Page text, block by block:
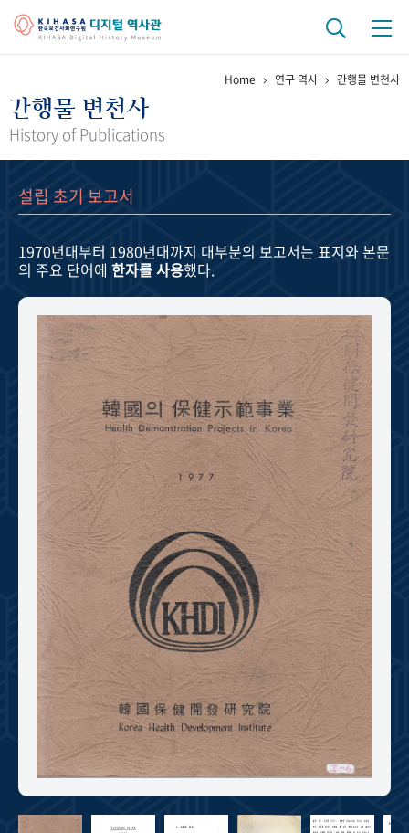
걸어온 길 기관 변천사
정책과 연구 키워드로 보는 연구 역사
연구자들
기록물 아카이브
사진 아카이브 문서 기록물 행정박물 영상 기록물
주년 기념
성과 50선 숫자로 보는 50년 50+1주년 광장
세계와 함께 한 KIHASA
VR 역사관
Home 연구 역사 간행물 변천사
간행물 변천사
History of Publications
설립 초기 보고서
1970년대부터 1980년대까지 대부분의 보고서는 표지와 본문
의 주요 단어에 한자를 사용했다.